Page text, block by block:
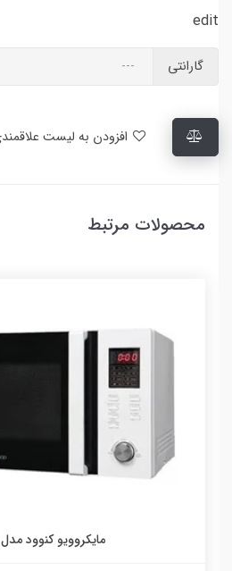
edit
گارانتی
محصولات مرتبط
مایکروویو کنوود مدل mwl210